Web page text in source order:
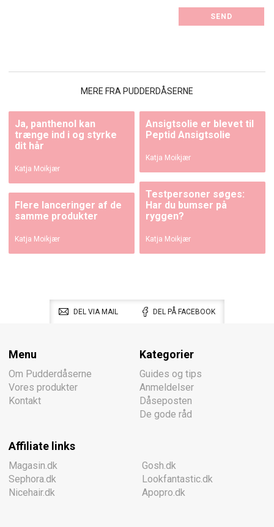
MERE FRA PUDDERDÅSERNE
Ja, panthenol kan
trænge ind i og styrke
dit hår
Katja Moikjær
Ansigtsolie er blevet til
Peptid Ansigtsolie
Katja Moikjær
Flere lanceringer af de
samme produkter
Katja Moikjær
Testpersoner søges:
Har du bumser på
ryggen?
Katja Moikjær
DEL VIA MAIL DEL PÅ FACEBOOK
Menu
Om Pudderdåserne
Vores produkter
Kontakt
Kategorier
Guides og tips
Anmeldelser
Dåseposten
De gode råd
Affiliate links
Magasin.dk
Sephora.dk
Nicehair.dk
Gosh.dk
Lookfantastic.dk
Apopro.dk